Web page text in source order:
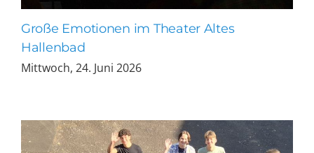
Große Emotionen im Theater Altes
Hallenbad
Mittwoch, 24. Juni 2026